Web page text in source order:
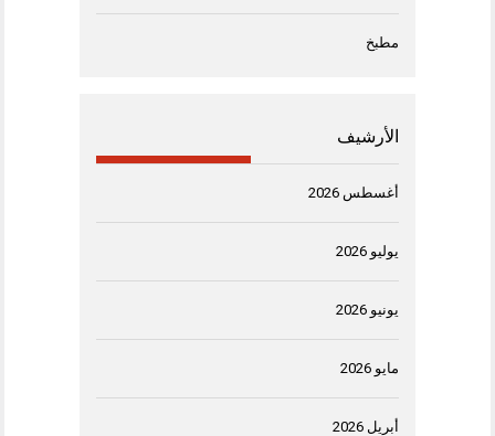
مطبخ
الأرشيف
أغسطس 2026
يوليو 2026
يونيو 2026
مايو 2026
أبريل 2026